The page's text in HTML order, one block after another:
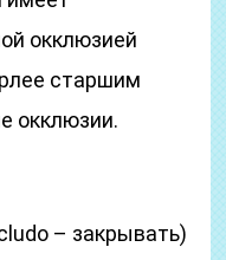
окклюзией
старшим
окклюзии.
– закрывать)